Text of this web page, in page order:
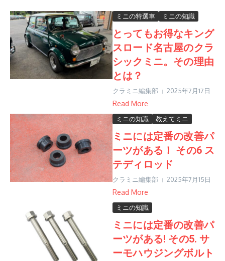
ミニの特選車 ミニの知識
とってもお得なキング
スロード名古屋のクラ
シックミニ。その理由
とは？
クラミニ編集部 2025年7月17日
Read More
ミニの知識 教えてミニ
ミニには定番の改善パ
ーツがある！ その6 ス
テディロッド
クラミニ編集部 2025年7月15日
Read More
ミニの知識
ミニには定番の改善パ
ーツがある! その5. サ
ーモハウジングボルト